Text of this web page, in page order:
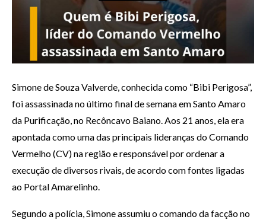
Simone de Souza Valverde, conhecida como “Bibi Perigosa”,
foi assassinada no último final de semana em Santo Amaro
da Purificação, no Recôncavo Baiano. Aos 21 anos, ela era
apontada como uma das principais lideranças do Comando
Vermelho (CV) na região e responsável por ordenar a
execução de diversos rivais, de acordo com fontes ligadas
ao Portal Amarelinho.
Segundo a polícia, Simone assumiu o comando da facção no